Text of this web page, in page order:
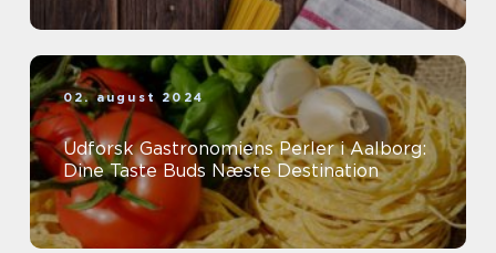
02. august 2024
Udforsk Gastronomiens Perler i Aalborg:
Dine Taste Buds Næste Destination